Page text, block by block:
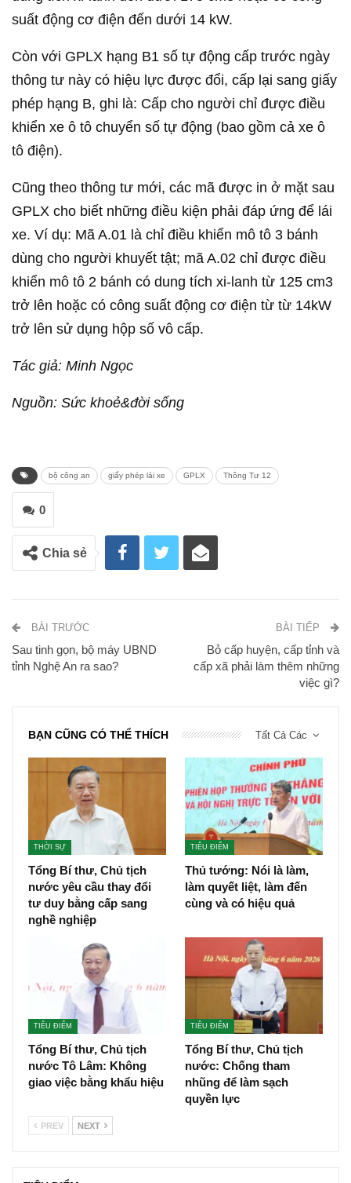
suất động cơ điện đến dưới 14 kW.
Còn với GPLX hạng B1 số tự động cấp trước ngày
thông tư này có hiệu lực được đổi, cấp lại sang giấy
phép hạng B, ghi là: Cấp cho người chỉ được điều
khiển xe ô tô chuyển số tự động (bao gồm cả xe ô
tô điện).
Cũng theo thông tư mới, các mã được in ở mặt sau
GPLX cho biết những điều kiện phải đáp ứng để lái
xe. Ví dụ: Mã A.01 là chỉ điều khiển mô tô 3 bánh
dùng cho người khuyết tật; mã A.02 chỉ được điều
khiển mô tô 2 bánh có dung tích xi-lanh từ 125 cm3
trở lên hoặc có công suất động cơ điện từ từ 14kW
trở lên sử dụng hộp số vô cấp.
Tác giả: Minh Ngọc
Nguồn: Sức khoẻ&đời sống
bộ công an giấy phép lái xe GPLX Thông Tư 12
0
Chia sẻ
BÀI TRƯỚC
Sau tinh gọn, bộ máy UBND
tỉnh Nghệ An ra sao?
BÀI TIẾP
Bỏ cấp huyện, cấp tỉnh và
cấp xã phải làm thêm những
việc gì?
Tất Cả Các
BẠN CŨNG CÓ THỂ THÍCH
THỜI SỰ
Tổng Bí thư, Chủ tịch
nước yêu cầu thay đổi
tư duy bằng cấp sang
nghề nghiệp
TIÊU ĐIỂM
Thủ tướng: Nói là làm,
làm quyết liệt, làm đến
cùng và có hiệu quả
TIÊU ĐIỂM
Tổng Bí thư, Chủ tịch
nước Tô Lâm: Không
giao việc bằng khẩu hiệu
TIÊU ĐIỂM
Tổng Bí thư, Chủ tịch
nước: Chống tham
nhũng để làm sạch
quyền lực
PREV NEXT